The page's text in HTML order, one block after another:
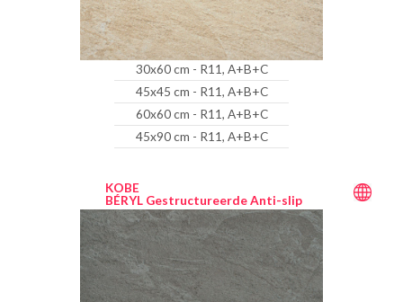
30x60 cm - R11, A+B+C
45x45 cm - R11, A+B+C
60x60 cm - R11, A+B+C
45x90 cm - R11, A+B+C
KOBE
BÉRYL Gestructureerde Anti-slip